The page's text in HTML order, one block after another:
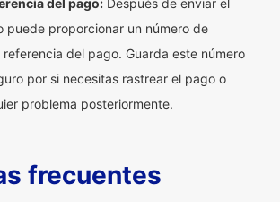
del pago: Después de enviar el
puede proporcionar un número de
del pago. Guarda este número
por si necesitas rastrear el pago o
problema posteriormente.
frecuentes